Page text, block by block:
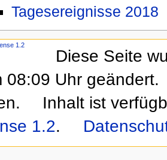
Tagesereignisse 2018
Diese Seite
08:09 Uhr geändert.
Inhalt ist
1.2.